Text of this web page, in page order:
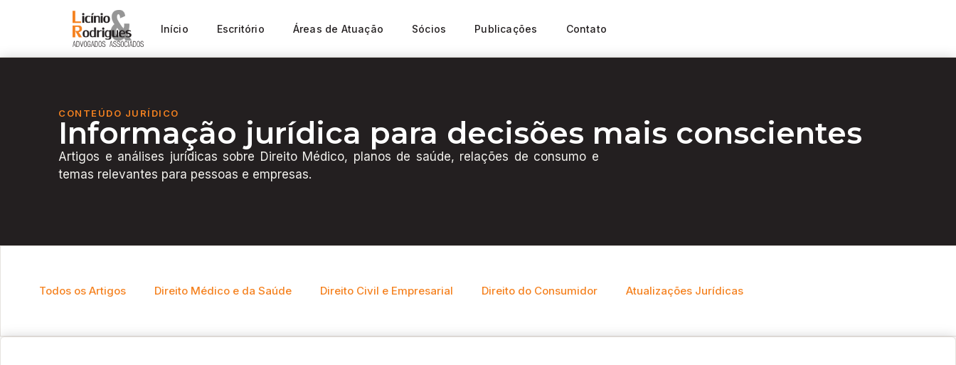
Início Escritório Áreas de Atuação Sócios Publicações Contato
CONTEÚDO JURÍDICO
Informação jurídica para decisões mais conscientes
Artigos e análises jurídicas sobre Direito Médico, planos de saúde, relações de consumo e
temas relevantes para pessoas e empresas.
Todos os Artigos Direito Médico e da Saúde Direito Civil e Empresarial Direito do Consumidor Atualizações Jurídicas